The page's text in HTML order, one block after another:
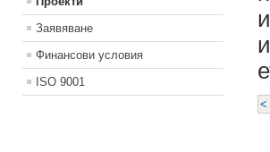
Заявяване
Финансови условия
ISO 9001
<